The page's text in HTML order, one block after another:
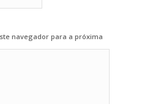
navegador para a próxima